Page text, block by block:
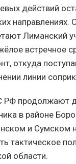
действий
направлениях.
Лиманский
встречное
откуда
линии
РФ продолжают
в районе
и Сумском
тактическое
области.